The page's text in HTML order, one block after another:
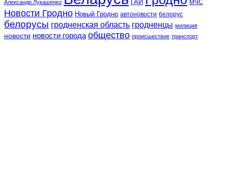
Александр Лукашенко ГАИ МЧС
Новости Гродно Новый Гродно автоновости белорус
белорусы гродненская область гродненцы милиция
новости новости города общество происшествие транспорт